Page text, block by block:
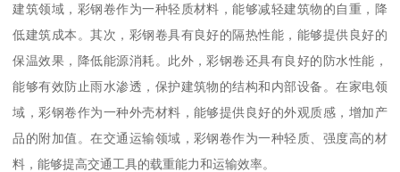
建筑领域，彩钢卷作为一种轻质材料，能够减轻建筑物的自重，降
低建筑成本。其次，彩钢卷具有良好的隔热性能，能够提供良好的
保温效果，降低能源消耗。此外，彩钢卷还具有良好的防水性能，
能够有效防止雨水渗透，保护建筑物的结构和内部设备。在家电领
域，彩钢卷作为一种外壳材料，能够提供良好的外观质感，增加产
品的附加值。在交通运输领域，彩钢卷作为一种轻质、强度高的材
料，能够提高交通工具的载重能力和运输效率。